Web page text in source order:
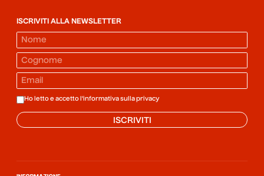
ISCRIVITI ALLA NEWSLETTER
Ho letto e accetto l'informativa sulla privacy
ISCRIVITI